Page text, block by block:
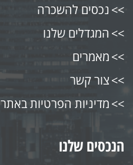
נכסים להשכרה
המגדלים שלנו
מאמרים
צור קשר
מדיניות הפרטיות באתר
הנכסים שלנו